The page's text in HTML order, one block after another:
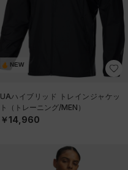
NEW
UAハイブリッド トレインジャケッ
ト（トレーニング/MEN）
￥14,960